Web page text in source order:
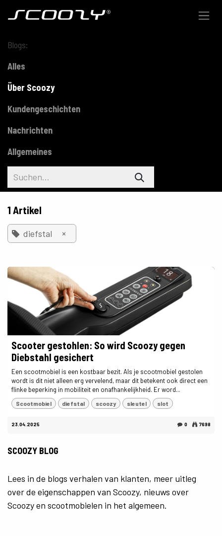
Blogs:
Alles
Über Scoozy
Kundengeschichten
Nachrichten
Allgemeines
1 Artikel
diefstal ×
Scooter gestohlen: So wird Scoozy gegen
Diebstahl gesichert
Een scootmobiel is een kostbaar bezit. Als je scootmobiel gestolen
wordt is dit niet alleen erg vervelend, maar dit betekent ook direct een
flinke beperking in mobiliteit en onafhankelijkheid. Er word...
Scootmobiel diefstal scoozy sleutel slot
23.04.2025 0 7698
SCOOZY BLOG
Lees in de blogs verhalen van klanten, meer uitleg
over de eigenschappen van Scoozy, nieuws over
Scoozy en scootmobielen in het algemeen.